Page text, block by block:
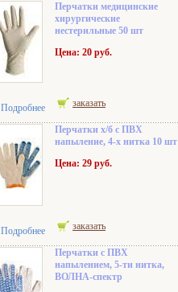
Перчатки медицинские
хирургические
нестерильные 50 шт
Цена: 20 руб.
Подробнее заказать
Перчатки х/б с ПВХ
напыление, 4-х нитка 10 шт
Цена: 29 руб.
Подробнее заказать
Перчатки с ПВХ
напылением, 5-ти нитка,
ВОЛНА-спектр